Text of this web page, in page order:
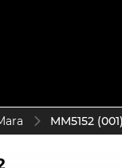
MM5152 (001)